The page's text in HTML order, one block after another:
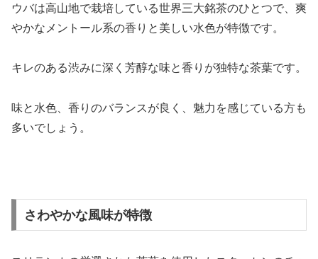
ウバは高山地で栽培している世界三大銘茶のひとつで、爽
やかなメントール系の香りと美しい水色が特徴です。
キレのある渋みに深く芳醇な味と香りが独特な茶葉です。
味と水色、香りのバランスが良く、魅力を感じている方も
多いでしょう。
さわやかな風味が特徴